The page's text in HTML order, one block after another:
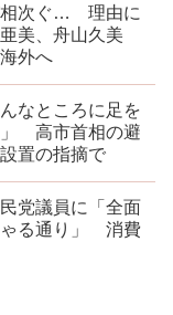
相次ぐ… 理由に
美、舟山久美
外へ
なところに足を
高市首相の避
置の指摘で
党議員に「全面
ゃる通り」 消費